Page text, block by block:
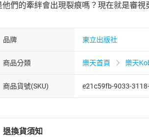
他們的牽絆會出現裂痕嗎？現在就是審視
品牌 東立出版社
商品分類 樂天首頁 樂天
商品貨號(SKU) e21c59fb-9033-
退換貨須知